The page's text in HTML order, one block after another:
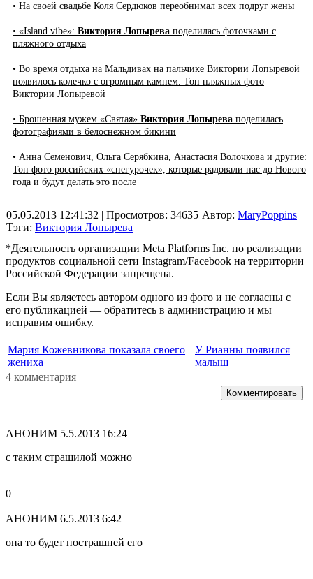
• На своей свадьбе Коля Сердюков переобнимал всех подруг жены
• «Island vibe»: Виктория Лопырева поделилась фоточками с
пляжного отдыха
• Во время отдыха на Мальдивах на пальчике Виктории Лопыревой
появилось колечко с огромным камнем. Топ пляжных фото
Виктории Лопыревой
• Брошенная мужем «Святая» Виктория Лопырева поделилась
фотографиями в белоснежном бикини
• Анна Семенович, Ольга Серябкина, Анастасия Волочкова и другие:
Топ фото российских «снегурочек», которые радовали нас до Нового
года и будут делать это после
05.05.2013 12:41:32 | Просмотров: 34635
Тэги: Виктория Лопырева
Автор: MaryPoppins
*Деятельность организации Meta Platforms Inc. по реализации
продуктов социальной сети Instagram/Facebook на территории
Российской Федерации запрещена.
Если Вы являетесь автором одного из фото и не согласны с
его публикацией — обратитесь в администрацию и мы
исправим ошибку.
Мария Кожевникова показала своего
жениха
У Рианны появился
малыш
4 комментария
Комментировать
АНОНИМ 5.5.2013 16:24
с таким страшилой можно
0
АНОНИМ 6.5.2013 6:42
она то будет пострашней его